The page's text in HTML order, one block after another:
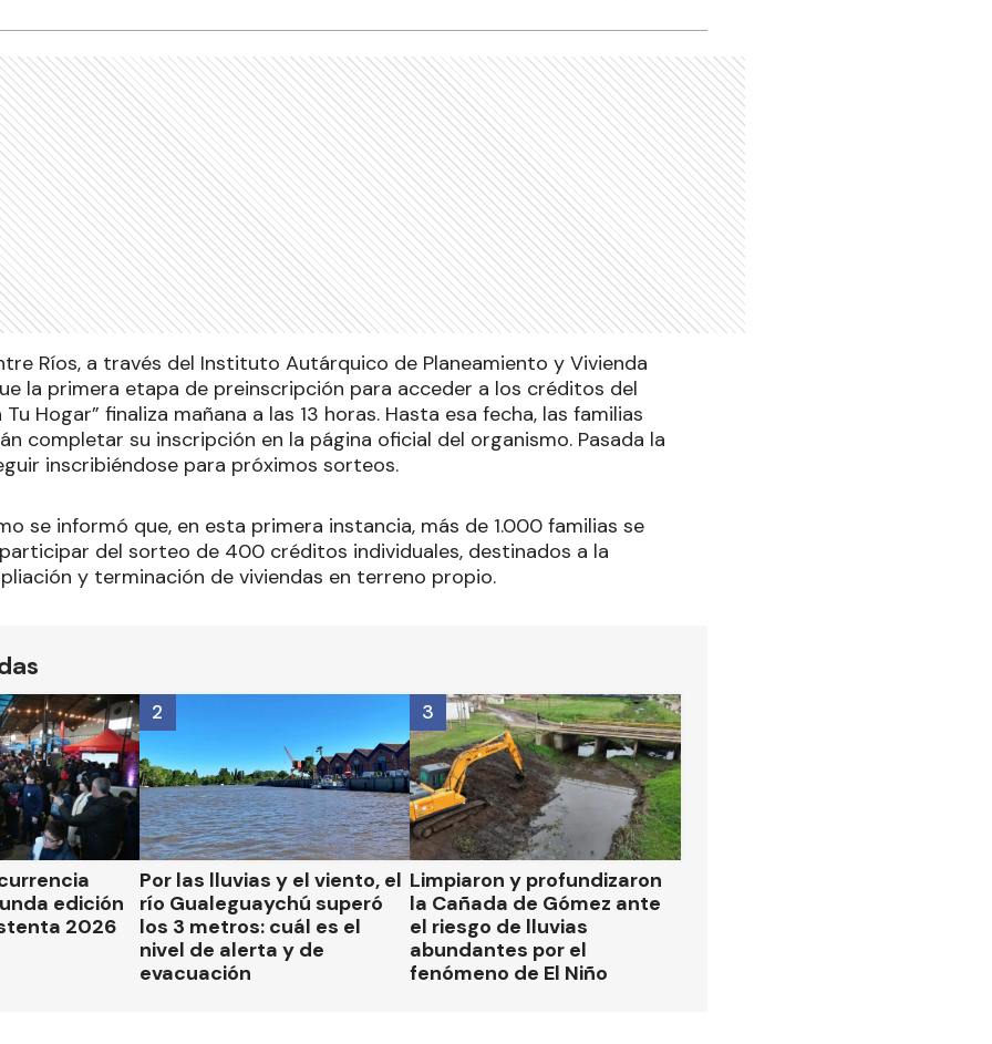
Ríos, a través del Instituto Autárquico de Planeamiento y Vivienda
la primera etapa de preinscripción para acceder a los créditos del
Hogar” finaliza mañana a las 13 horas. Hasta esa fecha, las familias
completar su inscripción en la página oficial del organismo. Pasada la
inscribiéndose para próximos sorteos.
se informó que, en esta primera instancia, más de 1.000 familias se
del sorteo de 400 créditos individuales, destinados a la
y terminación de viviendas en terreno propio.
edición
2026
Por las lluvias y el viento, el
río Gualeguaychú superó
los 3 metros: cuál es el
nivel de alerta y de
evacuación
2
Limpiaron y profundizaron
la Cañada de Gómez ante
el riesgo de lluvias
abundantes por el
fenómeno de El Niño
3